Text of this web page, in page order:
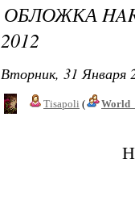
ОБЛОЖКА
2012
Вторник, 31 Января
Tisapoli (